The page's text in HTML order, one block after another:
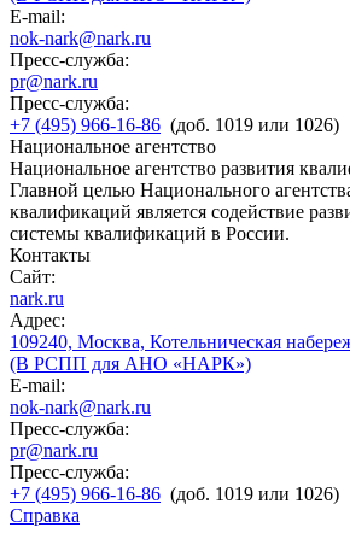
E-mail:
nok-nark@nark.ru
Пресс-служба:
pr@nark.ru
Пресс-служба:
+7 (495) 966-16-86 (доб. 1019 или 1026)
Национальное агентство
Национальное агентство развития
Главной целью Национального
квалификаций является содействие
системы квалификаций в России.
Контакты
Сайт:
nark.ru
Адрес:
109240, Москва, Котельническая
(В РСПП для АНО «НАРК»)
E-mail:
nok-nark@nark.ru
Пресс-служба:
pr@nark.ru
Пресс-служба:
+7 (495) 966-16-86 (доб. 1019 или 1026)
Справка